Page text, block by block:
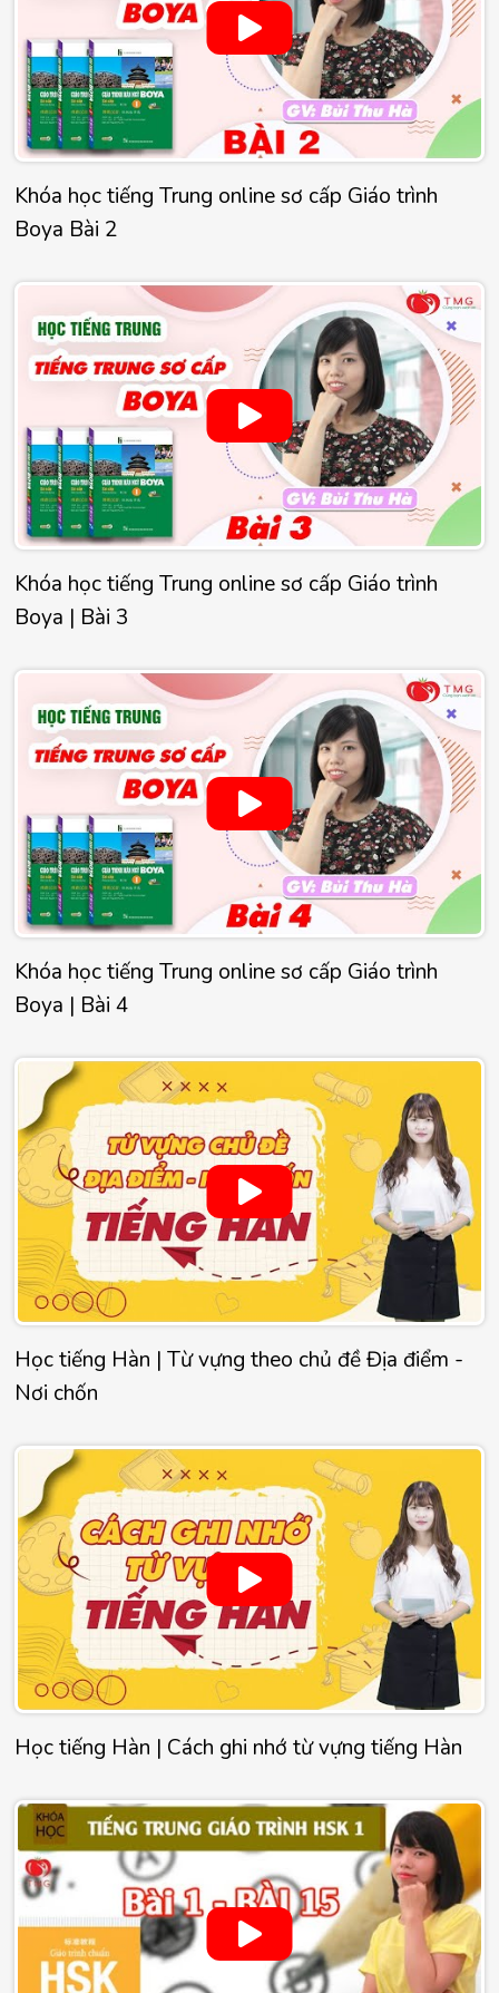
Khóa học tiếng Trung online sơ cấp Giáo trình
Boya Bài 2
Khóa học tiếng Trung online sơ cấp Giáo trình
Boya | Bài 3
Khóa học tiếng Trung online sơ cấp Giáo trình
Boya | Bài 4
Học tiếng Hàn | Từ vựng theo chủ đề Địa điểm -
Nơi chốn
Học tiếng Hàn | Cách ghi nhớ từ vựng tiếng Hàn